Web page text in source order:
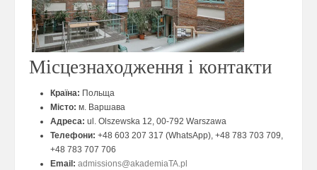
Місцезнаходження і контакти
Країна: Польща
Місто: м. Варшава
Адреса: ul. Olszewska 12, 00-792 Warszawa
Телефони: +48 603 207 317 (WhatsApp), +48 783 703 709,
+48 783 707 706
Email: admissions@akademiaTA.pl